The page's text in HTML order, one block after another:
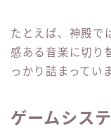
たとえば、神殿で
感ある音楽に切り
っかり詰まってい
ゲームシス